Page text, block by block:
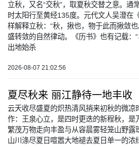
立秋，又名“交秋”，取夏秋交替之意。通
时太阳行至黄经135度。元代文人吴澄在
样解释立秋：“秋，揪也，物于此而揪敛
盛转敛的自然律动。《历书》也有记载：
出地始杀
2026-08-07 21:02:56
夏尽秋来 丽江静待一地丰收
云天收尽盛夏的炽热清风捎来初秋的微凉
作：王泉心立，是四时更迭的新程秋，是
繁茂万物走向丰盈与从容晨雾轻笼山野露
山川涤尽夏日喧嚣大地褪去夏日单一的浓